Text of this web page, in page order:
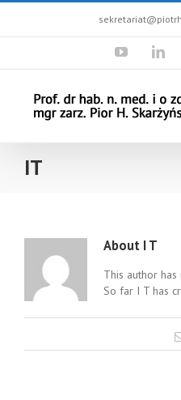
Youtube
IT
About I T
This author
So far I T has